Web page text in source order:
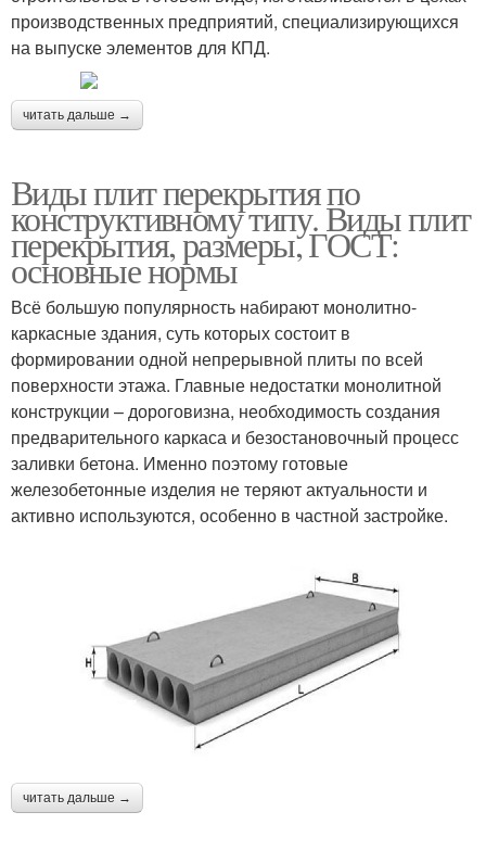
производственных предприятий, специализирующихся
на выпуске элементов для КПД.
читать дальше →
Виды плит перекрытия по
конструктивному типу. Виды плит
перекрытия, размеры, ГОСТ:
основные нормы
Всё большую популярность набирают монолитно-
каркасные здания, суть которых состоит в
формировании одной непрерывной плиты по всей
поверхности этажа. Главные недостатки монолитной
конструкции – дороговизна, необходимость создания
предварительного каркаса и безостановочный процесс
заливки бетона. Именно поэтому готовые
железобетонные изделия не теряют актуальности и
активно используются, особенно в частной застройке.
читать дальше →